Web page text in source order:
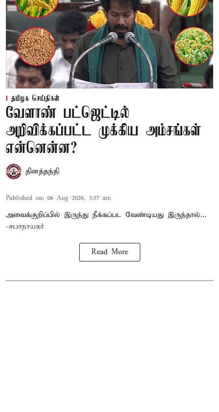
தமிழக செய்திகள்
வேளாண் பட்ஜெட்டில்
அறிவிக்கப்பட்ட முக்கிய அம்சங்கள்
என்னென்ன?
தினத்தந்தி
Published on: 06 Aug 2026, 3:57 am
அவைக்குறிப்பில் இருந்து நீக்கப்பட வேண்டியது இருந்தால்...
-சபாநாயகர்
Read More